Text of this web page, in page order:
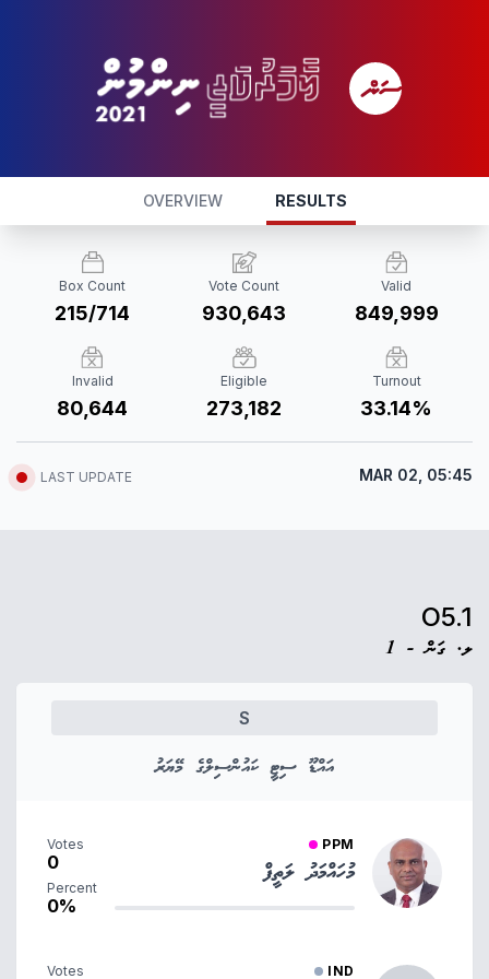
RESULTS
OVERVIEW
Box Count
215/714
Vote Count
930,643
Valid
849,999
Invalid
80,644
Eligible
273,182
Turnout
33.14%
LAST UPDATE MAR 02, 05:45
O5.1
ލ. ގަން - 1
S
އައްޑޫ ސިޓީ ކައުންސިލްގެ މޭޔަރު
PPM
މުހައްމަދު ލަތީފް
Votes
0
Percent
0%
IND
Votes